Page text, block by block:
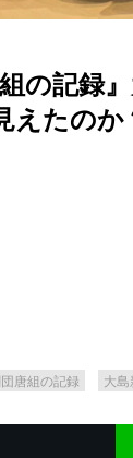
の記
たのか
唐組の記録 大島